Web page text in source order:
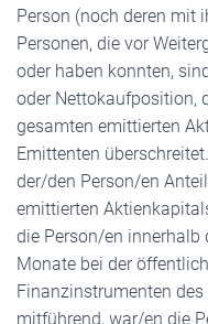
Person (noch deren mit
Personen, die vor
oder haben konnten,
oder Nettokaufposition,
gesamten emittierten
Emittenten
der/den Person/en
emittierten
die Person/en innerhalb
Monate bei der
Finanzinstrumenten
mitführend, war/en die